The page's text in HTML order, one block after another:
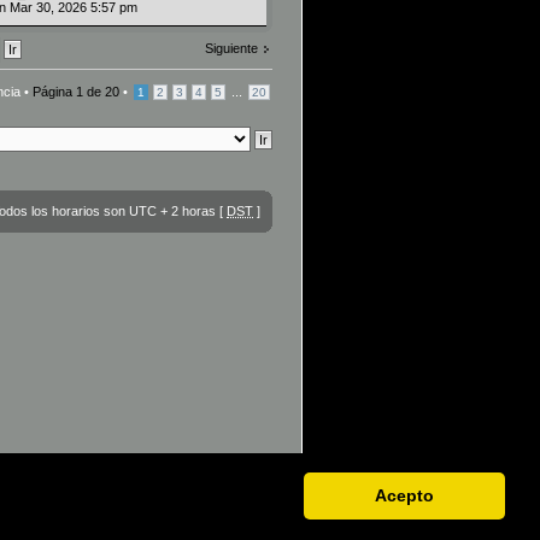
Acepto
Mar 30, 2026 5:57 pm
Siguiente
• Página 1 de 20 • 1 2 3 4 5 20
los horarios son UTC + 2 horas [ DST ]